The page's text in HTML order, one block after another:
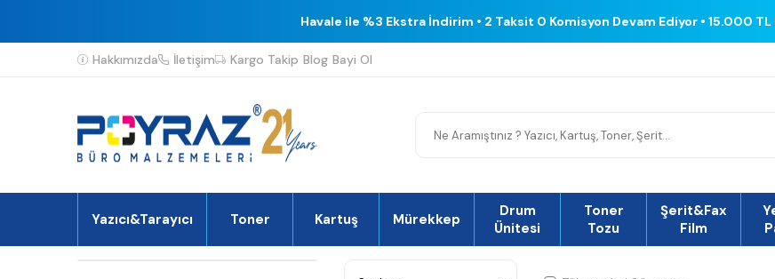
Havale ile %3 Ekstra İndirim • 2 Taksit 0 Komisyon Devam Ediyor • 15.000
Hakkımızda İletişim Kargo Takip Blog Bayi Ol
Yazıcı&Tarayıcı Toner Kartuş Mürekkep
Drum
Ünitesi
Toner
Tozu
Şerit&Fax
Film